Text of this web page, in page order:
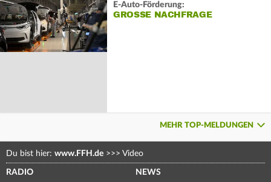
E-Auto-Förderung:
GROSSE NACHFRAGE
MEHR TOP-MELDUNGEN
Du bist hier: www.FFH.de >>> Video
RADIO NEWS